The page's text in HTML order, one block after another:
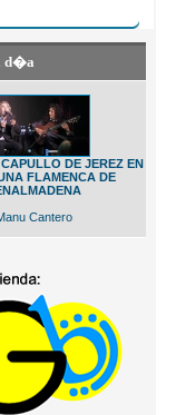
d�a
DE JEREZ EN
FLAMENCA DE
Cantero